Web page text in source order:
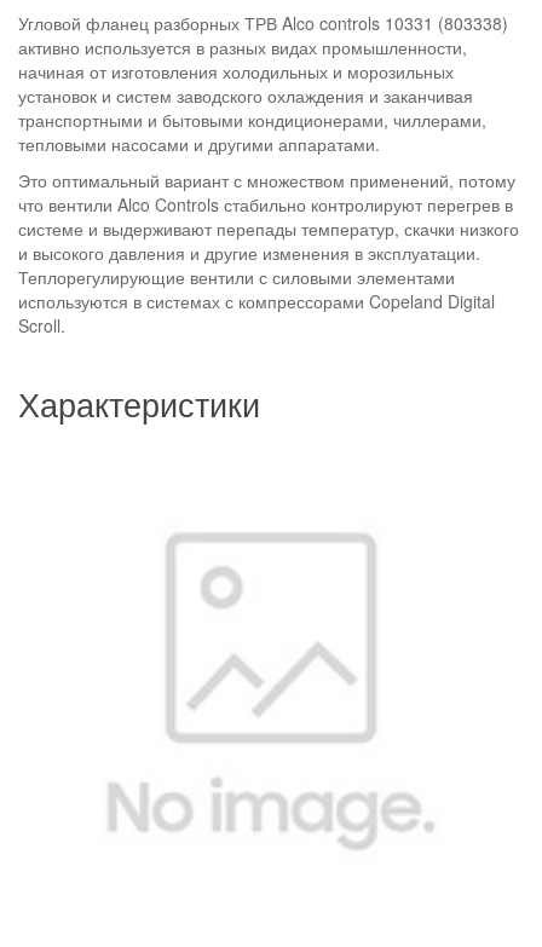
Угловой фланец разборных ТРВ Alco controls 10331 (803338)
активно используется в разных видах промышленности,
начиная от изготовления холодильных и морозильных
установок и систем заводского охлаждения и заканчивая
транспортными и бытовыми кондиционерами, чиллерами,
тепловыми насосами и другими аппаратами.
Это оптимальный вариант с множеством применений, потому
что вентили Alco Controls стабильно контролируют перегрев в
системе и выдерживают перепады температур, скачки низкого
и высокого давления и другие изменения в эксплуатации.
Теплорегулирующие вентили с силовыми элементами
используются в системах с компрессорами Copeland Digital
Scroll.
Характеристики